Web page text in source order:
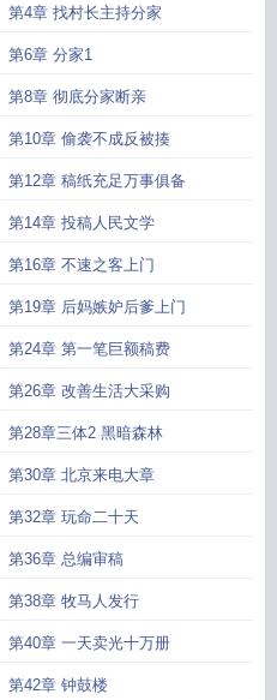
第4章 找村长主持分家
第6章 分家1
第8章 彻底分家断亲
第10章 偷袭不成反被揍
第12章 稿纸充足万事俱备
第14章 投稿人民文学
第16章 不速之客上门
第19章 后妈嫉妒后爹上门
第24章 第一笔巨额稿费
第26章 改善生活大采购
第28章三体2 黑暗森林
第30章 北京来电大章
第32章 玩命二十天
第36章 总编审稿
第38章 牧马人发行
第40章 一天卖光十万册
第42章 钟鼓楼